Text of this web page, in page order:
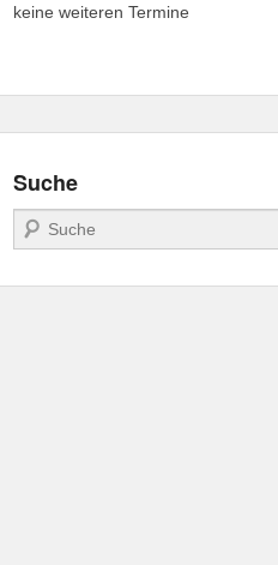
keine weiteren Termine
Suche
Suchen